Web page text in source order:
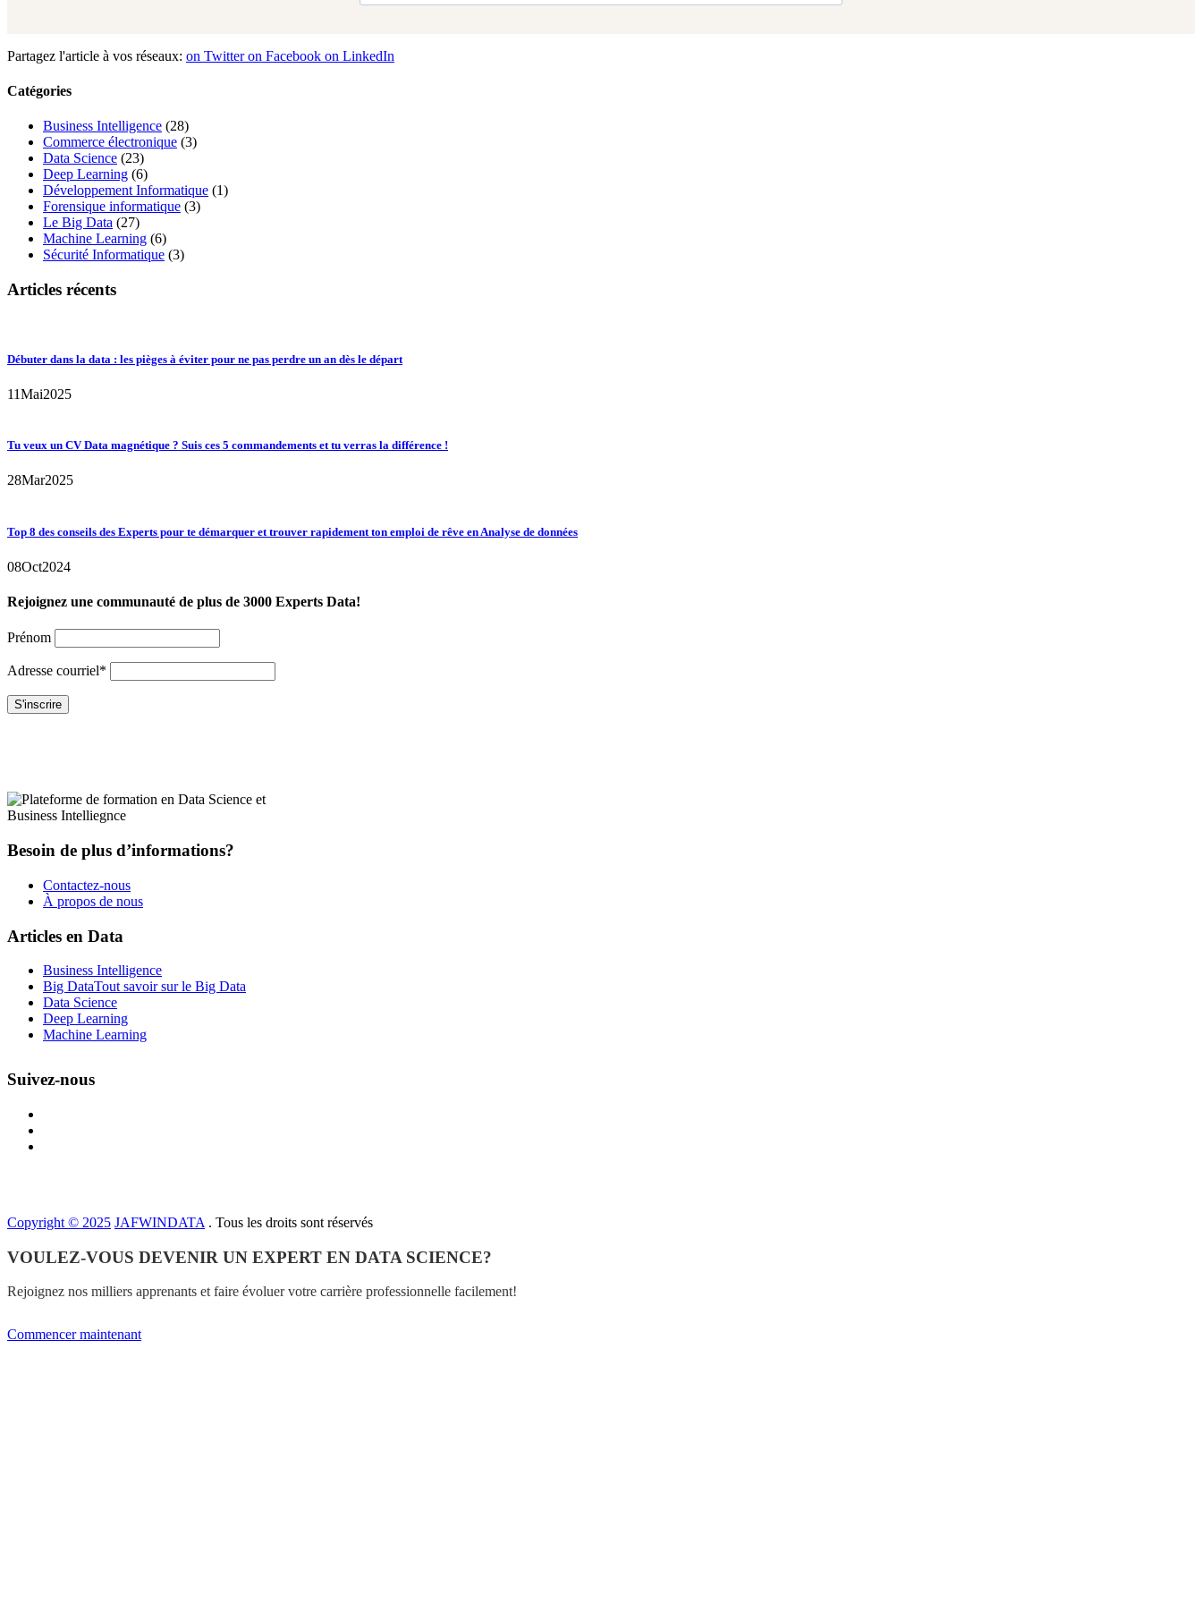
Partagez l'article à vos réseaux: on Twitter on Facebook on LinkedIn
Catégories
Business Intelligence (28)
Commerce électronique (3)
Data Science (23)
Deep Learning (6)
Développement Informatique (1)
Forensique informatique (3)
Le Big Data (27)
Machine Learning (6)
Sécurité Informatique (3)
Articles récents
Débuter dans la data : les pièges à éviter pour ne pas perdre un an dès le départ
11Mai2025
Tu veux un CV Data magnétique ? Suis ces 5 commandements et tu verras la différence !
28Mar2025
Top 8 des conseils des Experts pour te démarquer et trouver rapidement ton emploi de rêve en Analyse de données
08Oct2024
Rejoignez une communauté de plus de 3000 Experts Data!
Prénom
Adresse courriel*
Besoin de plus d’informations?
Contactez-nous
À propos de nous
Articles en Data
Business Intelligence
Big DataTout savoir sur le Big Data
Data Science
Deep Learning
Machine Learning
Suivez-nous
Copyright © 2025 JAFWINDATA . Tous les droits sont réservés
VOULEZ-VOUS DEVENIR UN EXPERT EN DATA SCIENCE?
Rejoignez nos milliers apprenants et faire évoluer votre carrière professionnelle facilement!
Commencer maintenant